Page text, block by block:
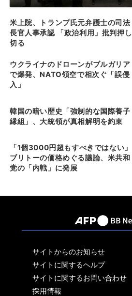
米上院、トランプ氏元弁護士の司法
長官人事承認 「政治利用」批判押し
切る
ウクライナのドローンがブルガリア
で爆発、NATO領空で相次ぐ「誤侵
入」
韓国の暗い歴史「強制的な国際養子
縁組」、大統領が真相解明を約束
「1個3000円超もすべきではない」
ブリトーの価格めぐる議論、米共和
党の「内戦」に発展
サイトからのお知らせ
サイトに関するヘルプ
サイトに関するお問い合わせ
採用情報